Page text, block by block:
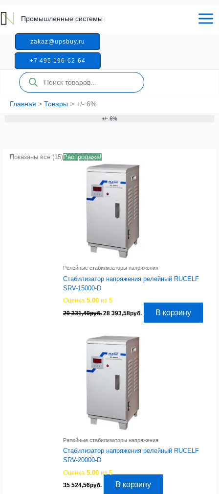
к
содержимому
Промышленные системы
zakaz@upsbuy.ru
+7 495 196-62-64
Поиск
товаров
Главная Товары +/- 6%
+/- 6%
Показаны все (15)Распродажа!
Релейные стабилизаторы напряжения
Стабилизатор напряжения релейный RUCELF
SRV-15000-D
Оценка5.00 из 5
29 331,49руб. Первоначальная
331,49руб..
28 393,58руб. ТекущаяВ корзину
Релейные стабилизаторы напряжения
Стабилизатор напряжения релейный RUCELF
SRV-20000-D
Оценка5.00 из 5
35 524,56руб. В корзину